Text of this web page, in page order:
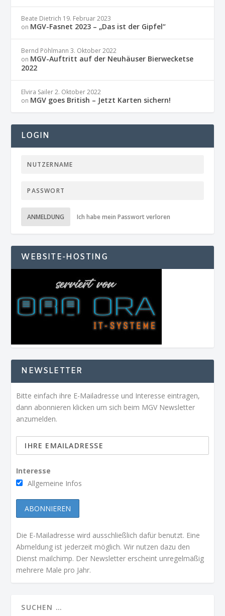
Beate Dietrich 19. Februar 2023
on MGV-Fasnet 2023 – „Das ist der Gipfel“
Bernd Pöhlmann 3. Oktober 2022
on MGV-Auftritt auf der Neuhäuser Bierwecketse
2022
Elvira Sailer 2. Oktober 2022
on MGV goes British – Jetzt Karten sichern!
LOGIN
ANMELDUNG Ich habe mein Passwort verloren
WEBSITE-HOSTING
NEWSLETTER
Bitte einfach ihre E-Mailadresse und Interesse eintragen,
dann abonnieren klicken um sich beim MGV Newsletter
anzumelden.
Interesse
Allgemeine Infos
Die E-Mailadresse wird ausschließlich dafür benutzt. Eine
Abmeldung ist jederzeit möglich. Wir nutzen dazu den
Dienst mailchimp. Der Newsletter erscheint unregelmäßig
mehrere Male pro Jahr.